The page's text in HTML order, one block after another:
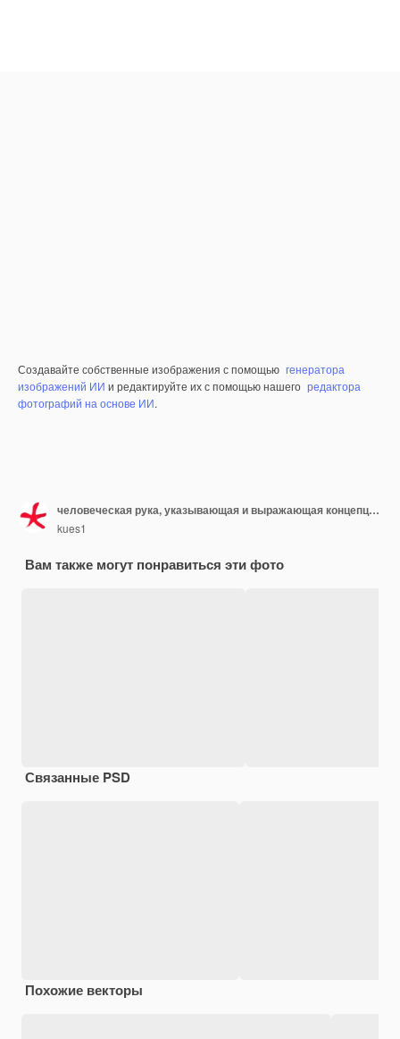
Создавайте собственные изображения с помощью генератора
изображений ИИ и редактируйте их с помощью нашего редактора
фотографий на основе ИИ.
человеческая рука, указывающая и выражающая концепцию
kues1
Вам также могут понравиться эти фото
Связанные PSD
Похожие векторы